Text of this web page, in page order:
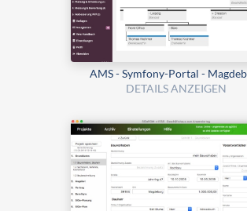
AMS - Symfony-Portal -
DETAILS ANZEIGEN